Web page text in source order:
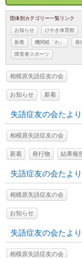
団体別カテゴリー一覧リンク
お知らせ けやき体育館
新着 機関紙「わ」 発
障害者スポーツ
相模原失語症友の会
お知らせ 新着
失語症友の会たよ
相模原失語症友の会
新着 発行物 結果報
失語症友の会たよ
相模原失語症友の会
お知らせ
失語症友の会たよ
相模原失語症友の会